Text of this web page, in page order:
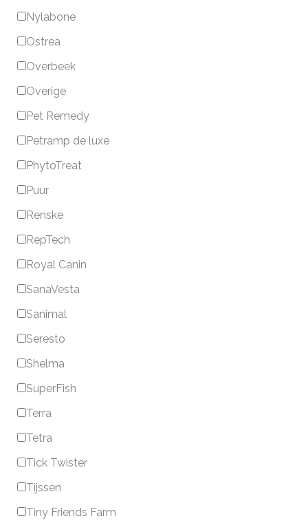
Nylabone
Ostrea
Overbeek
Overige
Pet Remedy
Petramp de luxe
PhytoTreat
Puur
Renske
RepTech
Royal Canin
SanaVesta
Sanimal
Seresto
Shelma
SuperFish
Terra
Tetra
Tick Twister
Tijssen
Tiny Friends Farm